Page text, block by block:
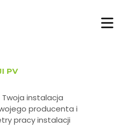
PV
instalacja
producenta i
pracy instalacji